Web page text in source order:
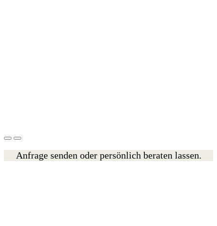
Anfrage senden oder persönlich beraten lassen.